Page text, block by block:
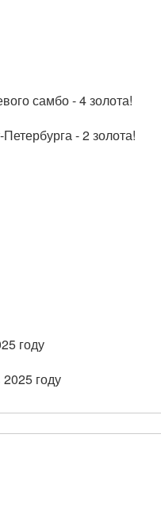
самбо - 4 золота!
- 2 золота!
году
году